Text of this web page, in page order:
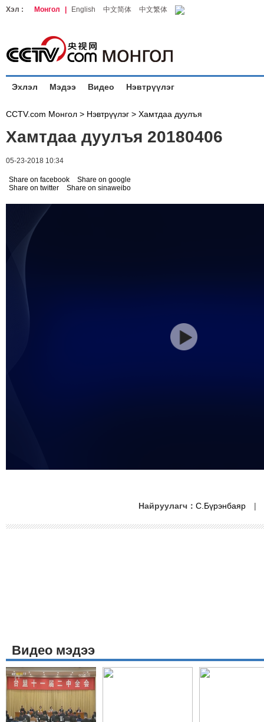
Хэл : Монгол English 中文简体 中文繁体
Эхлэл Мэдээ Видео Нэвтрүүлэг
CCTV.com Монгол > Нэвтрүүлэг > Хамтдаа дуулъя
Хамтдаа дуулъя 20180406
05-23-2018 10:34
Share on facebook
Share on google
Share on twitter
Share on sinaweibo
Найруулагч： С.Бүрэнбаяр |
Видео мэдээ